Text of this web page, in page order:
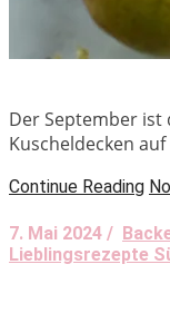
Der September
Kuscheldecken
Continue Reading
7. Mai 2024 /
Lieblingsrezepte